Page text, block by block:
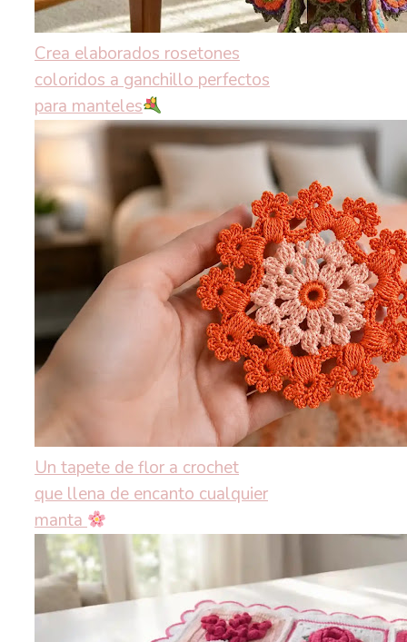
Crea elaborados rosetones
coloridos a ganchillo perfectos
para manteles
Un tapete de flor a crochet
que llena de encanto cualquier
manta